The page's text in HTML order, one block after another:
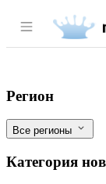
Раздел
Госдума
Фильтры
Регион
Все регионы
Категория